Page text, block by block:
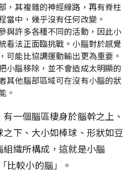
，其複雜的神經線路，再有脊柱
當中，幾乎沒有任何改變。
與許多各種不同的活動，因此小
看法正面臨挑戰。小腦對於感覺
可能比協調運動輸出更為重要。
小腦移除，並不會造成太明顯的
其他腦部區域可在沒有小腦的狀
。
一個腦區棲身於腦幹之上、
下、大小如棒球、形狀如豆
織所構成，這就是小腦
比較小的腦」。